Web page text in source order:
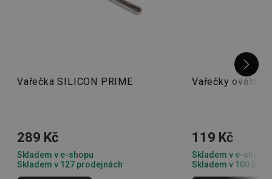
Vařečka SILICON PRIME
289 Kč
Skladem v e-shopu
Skladem v 127 prodejnách
Vařečky oválné
119 Kč
Skladem v e-shopu
Skladem v 100